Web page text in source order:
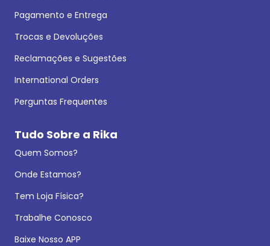
Pagamento e Entrega
Trocas e Devoluções
Reclamações e Sugestões
International Orders
Perguntas Frequentes
Tudo Sobre a Rika
Quem Somos?
Onde Estamos?
Tem Loja Física?
Trabalhe Conosco
Baixe Nosso APP